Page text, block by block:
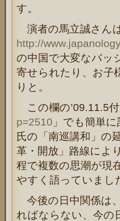
す。
演者の馬立誠さん
http://
の中国で大変なバッ
寄せられたり、お子
りと。
この欄の’09.11.5付
p=2510 」でも簡単
氏の「南巡講和」の
革・開放」路線によ
程で複数の思潮が現
やすく語っていまし
今後の日中関係は
ればならない、今の